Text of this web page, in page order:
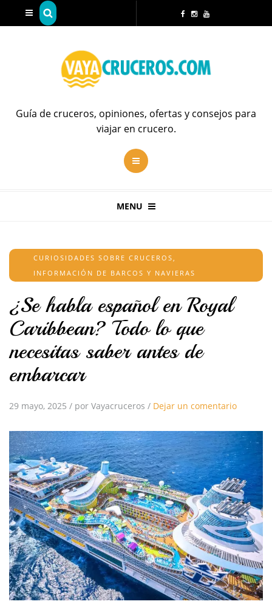
Guía de cruceros, opiniones, ofertas y consejos para
viajar en crucero.
MENU
CURIOSIDADES SOBRE CRUCEROS,
INFORMACIÓN DE BARCOS Y NAVIERAS
¿Se habla español en Royal
Caribbean? Todo lo que
necesitas saber antes de
embarcar
29 mayo, 2025 / por Vayacruceros / Dejar un comentario